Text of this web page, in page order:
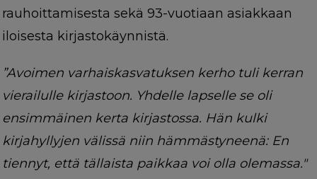
rauhoittamisesta sekä 93-vuotiaan asiakkaan
iloisesta kirjastokäynnistä.
”Avoimen varhaiskasvatuksen kerho tuli kerran
vierailulle kirjastoon. Yhdelle lapselle se oli
ensimmäinen kerta kirjastossa. Hän kulki
kirjahyllyjen välissä niin hämmästyneenä: En
tiennyt, että tällaista paikkaa voi olla olemassa."